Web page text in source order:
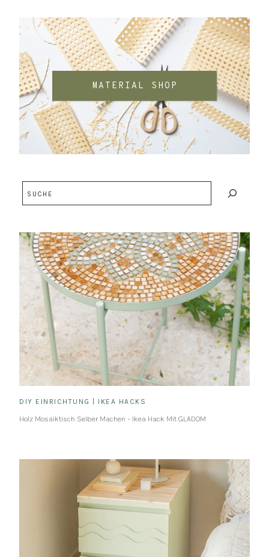
MATERIAL SHOP
DIY EINRICHTUNG IKEA HACKS
Holz Mosaiktisch Selber Machen – Ikea Hack Mit GLADOM